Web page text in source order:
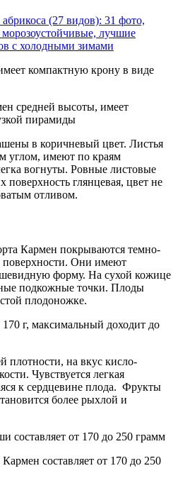
(27 видов): 31 фото,
лучшие
с холодными зимами
средней высоты, имеет
пирамиды
в коричневый цвет. Листья
углом, имеют по краям
вогнуты. Ровные листовые
глянцевая, цвет не
отливом.
Кармен покрываются темно-
Они имеют
форму. На сухой кожице
подкожные точки. Плоды
плодоножке.
г, максимальный доходит до
плотности, на вкус кисло-
Чувствуется легкая
к сердцевине плода. Фрукты
более рыхлой и
составляет от 170 до 250